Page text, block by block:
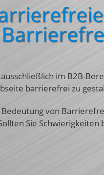
im B2B-
barrierefrei zu
von
Sie